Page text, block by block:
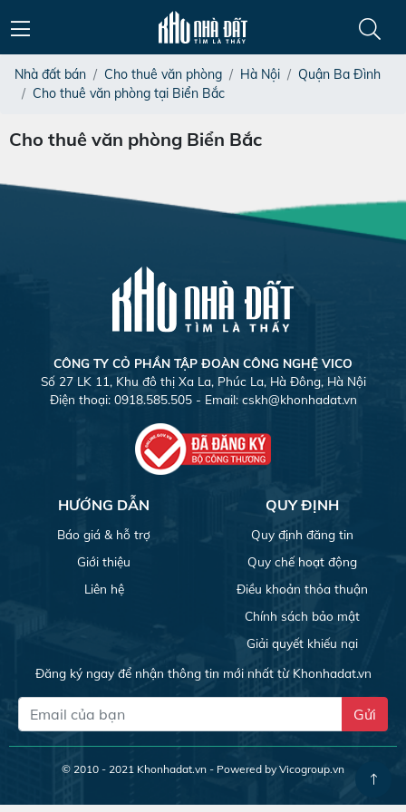
Nhà đất bán Cho thuê văn phòng Hà Nội
Quận Ba Đình
Cho thuê văn phòng tại Biển Bắc
Cho thuê văn phòng Biển Bắc
CÔNG TY CỎ PHẦN TẬP ĐOÀN CÔNG NGHỆ VICO
Số 27 LK 11, Khu đô thị Xa La, Phúc La, Hà Đông, Hà Nội
Điện thoại: 0918.585.505 - Email: cskh@khonhadat.vn
HƯỚNG DẪN
Báo giá & hỗ trợ
Giới thiệu
Liên hệ
QUY ĐỊNH
Quy định đăng tin
Quy chế hoạt động
Điều khoản thỏa thuận
Chính sách bảo mật
Giải quyết khiếu nại
Đăng ký ngay để nhận thông tin mới nhất từ Khonhadat.vn
Gửi
© 2010 - 2021 Khonhadat.vn - Powered by Vicogroup.vn